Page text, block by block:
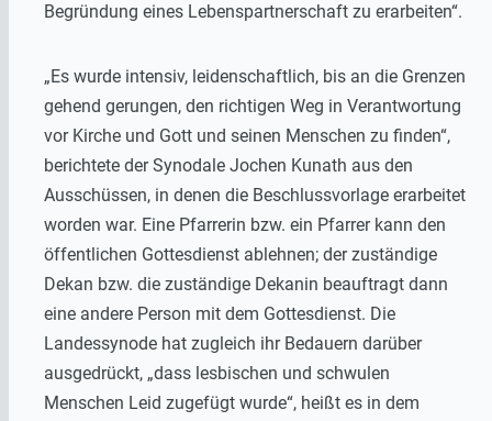
Begründung eines Lebenspartnerschaft zu erarbeiten“.
„Es wurde intensiv, leidenschaftlich, bis an die Grenzen
gehend gerungen, den richtigen Weg in Verantwortung
vor Kirche und Gott und seinen Menschen zu finden“,
berichtete der Synodale Jochen Kunath aus den
Ausschüssen, in denen die Beschlussvorlage erarbeitet
worden war. Eine Pfarrerin bzw. ein Pfarrer kann den
öffentlichen Gottesdienst ablehnen; der zuständige
Dekan bzw. die zuständige Dekanin beauftragt dann
eine andere Person mit dem Gottesdienst. Die
Landessynode hat zugleich ihr Bedauern darüber
ausgedrückt, „dass lesbischen und schwulen
Menschen Leid zugefügt wurde“, heißt es in dem